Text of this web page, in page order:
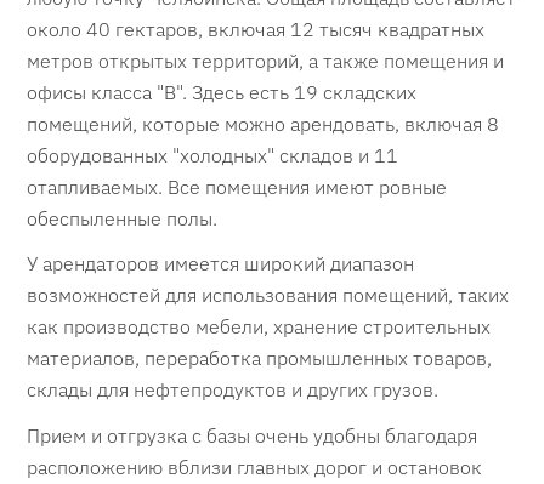
около 40 гектаров, включая 12 тысяч квадратных
метров открытых территорий, а также помещения и
офисы класса "В". Здесь есть 19 складских
помещений, которые можно арендовать, включая 8
оборудованных "холодных" складов и 11
отапливаемых. Все помещения имеют ровные
обеспыленные полы.
У арендаторов имеется широкий диапазон
возможностей для использования помещений, таких
как производство мебели, хранение строительных
материалов, переработка промышленных товаров,
склады для нефтепродуктов и других грузов.
Прием и отгрузка с базы очень удобны благодаря
расположению вблизи главных дорог и остановок